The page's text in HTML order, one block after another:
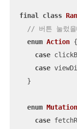
final class
// 버튼 눌렀을
enum Action {
case
case
enum Mutation
case